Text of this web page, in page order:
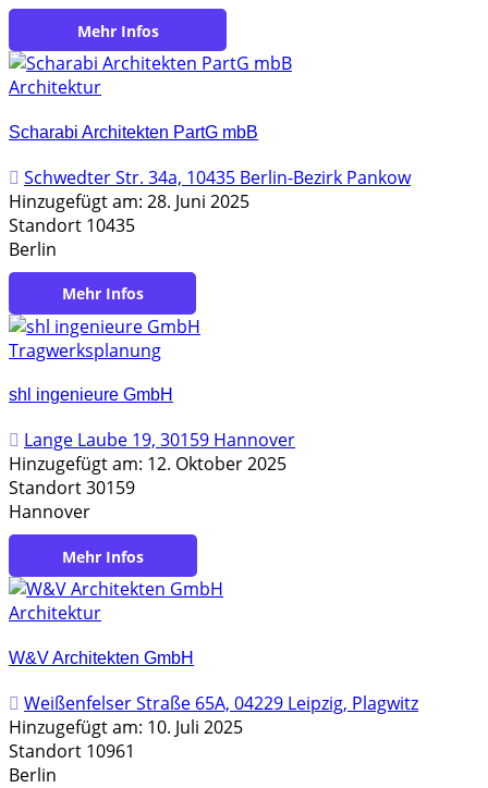
https://www.tragwerksplanung-reiser.de/
Architektur
Scharabi Architekten PartG mbB
Schwedter Str. 34a, 10435 Berlin-Bezirk Pankow
Hinzugefügt am: 28. Juni 2025
Standort 10435
Berlin
https://scharabi.de
Tragwerksplanung
shl ingenieure GmbH
Lange Laube 19, 30159 Hannover
Hinzugefügt am: 12. Oktober 2025
Standort 30159
Hannover
https://shl-ing.com
Architektur
W&V Architekten GmbH
Weißenfelser Straße 65A, 04229 Leipzig, Plagwitz
Hinzugefügt am: 10. Juli 2025
Standort 10961
Berlin